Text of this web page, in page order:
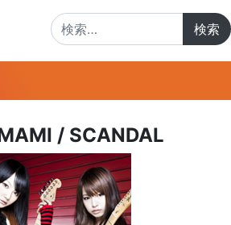
/ SCANDAL